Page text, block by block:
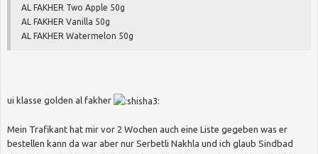
AL FAKHER Two Apple 50g
AL FAKHER Vanilla 50g
AL FAKHER Watermelon 50g
ui klasse golden al fakher
Mein Trafikant hat mir vor 2 Wochen auch eine Liste gegeben was er
bestellen kann da war aber nur Serbetli Nakhla und ich glaub Sindbad